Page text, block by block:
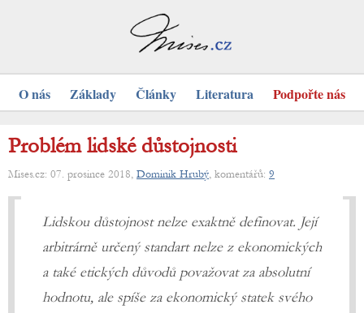
O nás Základy Články Literatura Podpořte nás
Problém lidské důstojnosti
Mises.cz: 07. prosince 2018, Dominik Hrubý, komentářů: 9
Lidskou důstojnost nelze exaktně definovat. Její
arbitrárně určený standart nelze z ekonomických
a také etických důvodů považovat za absolutní
hodnotu, ale spíše za ekonomický statek svého